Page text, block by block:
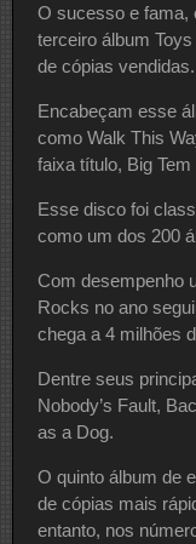
O sucesso e fama,
terceiro álbum
de cópias vendidas.
Encabeçam esse
como Walk This
faixa título, Big
Esse disco foi
como um dos 200
Com desempenho
Rocks no ano
chega a 4 milhões
Dentre seus
Nobody’s Fault,
as a Dog.
O quinto álbum de
de cópias mais
entanto, nos